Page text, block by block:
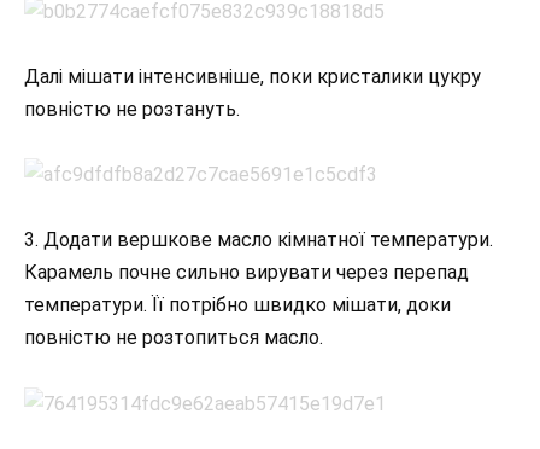
Далі мішати інтенсивніше, поки кристалики цукру
повністю не розтануть.
3. Додати вершкове масло кімнатної температури.
Карамель почне сильно вирувати через перепад
температури. Її потрібно швидко мішати, доки
повністю не розтопиться масло.